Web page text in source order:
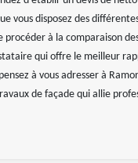
vous disposez des
procéder à la comparaison
qui offre le meilleur
à vous adresser à
de façade qui allie